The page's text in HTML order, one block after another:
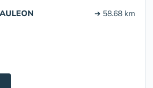
➔ 58.68 km